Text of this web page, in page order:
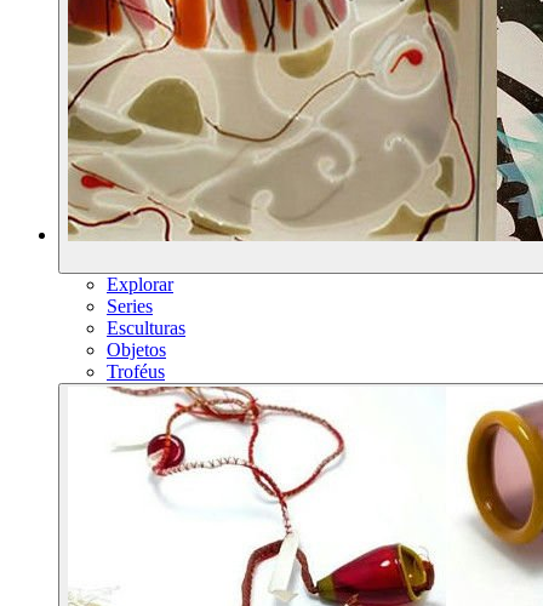
Explorar
Series
Esculturas
Objetos
Troféus